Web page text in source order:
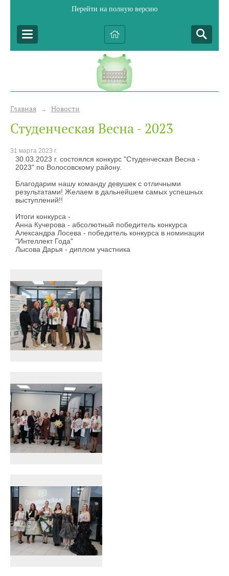
Перейти на полную версию
Главная → Новости
Студенческая Весна - 2023
31 марта 2023 г.
30.03.2023 г. состоялся конкурс "Студенческая Весна -
2023" по Волосовскому району.
Благодарим нашу команду девушек с отличными
результатами! Желаем в дальнейшем самых успешных
выступлений!!
Итоги конкурса -
Анна Кучерова - абсолютный победитель конкурса
Александра Лосева - победитель конкурса в номинации
"Интеллект Года"
Лысова Дарья - диплом участника